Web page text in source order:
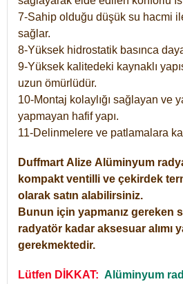
7-Sahip olduğu düşük su hacmi
sağlar.
8-Yüksek hidrostatik basınca
9-Yüksek kalitedeki kaynaklı
uzun ömürlüdür.
10-Montaj kolaylığı sağlayan ve
yapmayan hafif yapı.
11-Delinmelere ve patlamalara
Duffmart Alize Alüminyum
kompakt ventilli ve çekirdek
olarak satın alabilirsiniz.
Bunun için yapmanız gereken
radyatör kadar aksesuar alımı
gerekmektedir.
Lütfen DİKKAT: Alüminyum